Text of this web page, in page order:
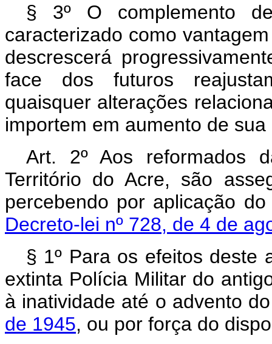
§ 3º O complemento
caracterizado como
descrescerá
face dos futuros
quaisquer alterações
importem em aumento de
Art. 2º Aos reformados
Território do Acre, são
percebendo por aplicação
Decreto-lei nº 728, de 4 de
§ 1º Para os efeitos deste
extinta Polícia Militar do
à inatividade até o advento
de 1945, ou por força do